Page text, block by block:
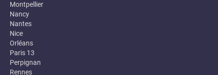
Montpellier
Nancy
Nantes
Nice
Orléans
Paris 13
Perpignan
Rennes